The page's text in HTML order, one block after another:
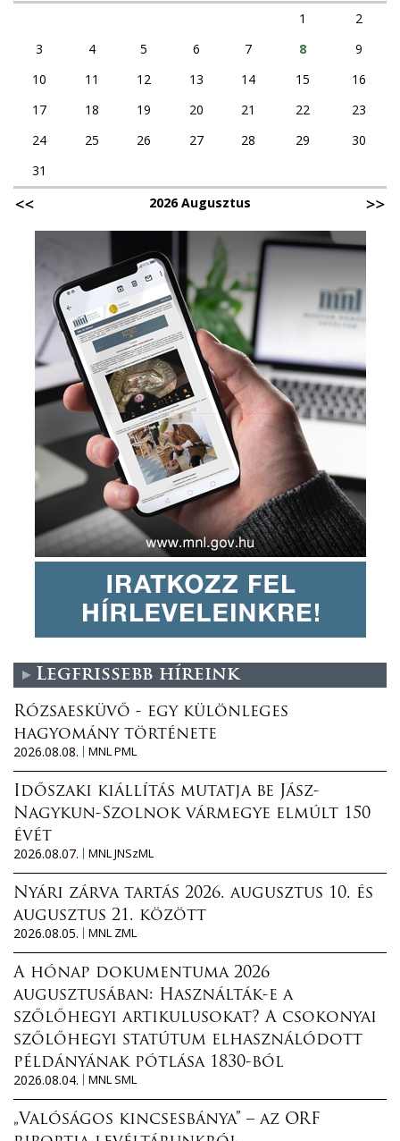
1
2
3
4 5 6 7 8
9
10
11 12 13 14 15
16
17
18 19 20 21 22
23
24
25 26 27 28 29
30
31
2026 Augusztus
Legfrissebb híreink
Rózsaesküvő - egy különleges
hagyomány története
2026.08.08.
MNL PML
Időszaki kiállítás mutatja be Jász-
Nagykun-Szolnok vármegye elmúlt 150
évét
2026.08.07.
MNL JNSzML
Nyári zárva tartás 2026. augusztus 10. és
augusztus 21. között
2026.08.05.
MNL ZML
A hónap dokumentuma 2026
augusztusában: Használták-e a
szőlőhegyi artikulusokat? A csokonyai
szőlőhegyi statútum elhasználódott
példányának pótlása 1830-ból
2026.08.04.
MNL SML
„Valóságos kincsesbánya” – az ORF